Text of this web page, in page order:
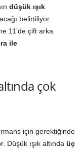
düşük ışık
belirtiliyor.
11’de çift arka
ile
çok
için gerektiğinde
Düşük ışık altında üç